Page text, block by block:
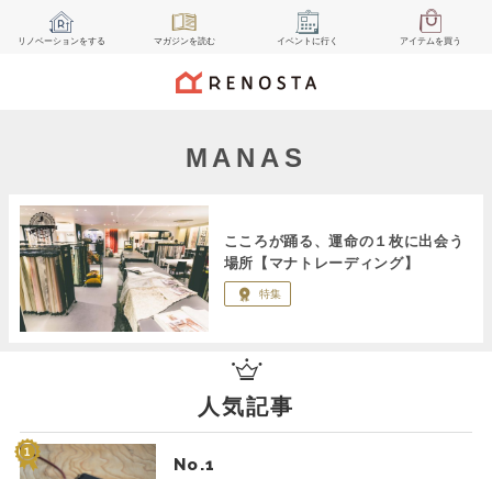
リノベーションをする マガジンを読む イベント に行く アイテムを買う
MANAS
こころが踊る、運命の１枚に出会う
場所【マナトレーディング】
特集
人気記事
No.